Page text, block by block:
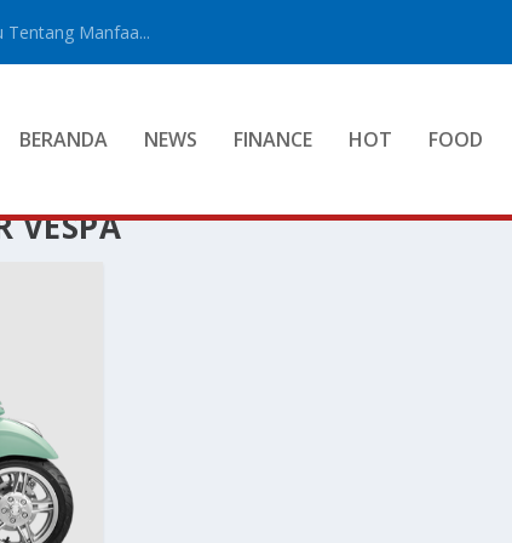
Tentang Manfaa...
BERANDA NEWS FINANCE HOT FOOD
VESPA